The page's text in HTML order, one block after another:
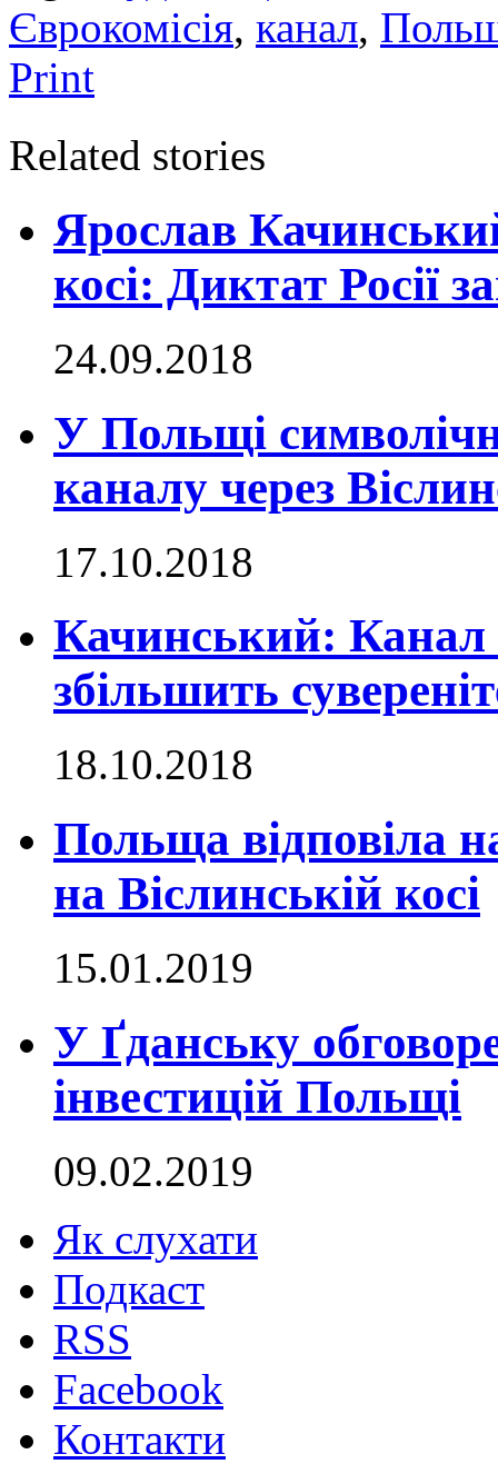
Єврокомісія, канал,
Print
Related stories
Ярослав
косі: Диктат Росії
24.09.2018
У Польщі
каналу через
17.10.2018
Качинський: Канал
збільшить
18.10.2018
Польща відповіла
на Віслинській косі
15.01.2019
У Ґданську
інвестицій Польщі
09.02.2019
Як слухати
Подкаст
RSS
Facebook
Контакти